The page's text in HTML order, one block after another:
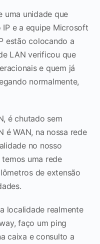
uma unidade que
e a equipe Microsoft
estão colocando a
LAN verificou que
e quem já
normalmente,
é chutado sem
é WAN, na nossa rede
no nosso
uma rede
de extensão
localidade realmente
faço um ping
caixa e consulto a